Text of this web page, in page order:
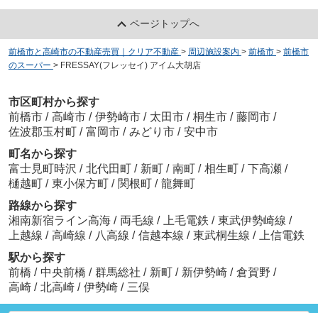
ページトップへ
前橋市と高崎市の不動産売買｜クリア不動産 > 周辺施設案内 > 前橋市 > 前橋市
のスーパー > FRESSAY(フレッセイ) アイム大胡店
市区町村から探す
前橋市 / 高崎市 / 伊勢崎市 / 太田市 / 桐生市 / 藤岡市 /
佐波郡玉村町 / 富岡市 / みどり市 / 安中市
町名から探す
富士見町時沢 / 北代田町 / 新町 / 南町 / 相生町 / 下高瀬 /
樋越町 / 東小保方町 / 関根町 / 龍舞町
路線から探す
湘南新宿ライン高海 / 両毛線 / 上毛電鉄 / 東武伊勢崎線 /
上越線 / 高崎線 / 八高線 / 信越本線 / 東武桐生線 /
上信電鉄
駅から探す
前橋 / 中央前橋 / 群馬総社 / 新町 / 新伊勢崎 / 倉賀野 /
高崎 / 北高崎 / 伊勢崎 / 三俣